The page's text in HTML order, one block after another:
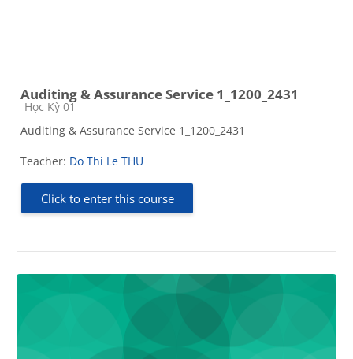
Auditing & Assurance Service 1_1200_2431
Course category
Học Kỳ 01
Auditing & Assurance Service 1_1200_2431
Teacher: Do Thi Le THU
Click to enter this course